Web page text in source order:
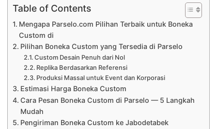
Table of Contents
Mengapa Parselo.com Pilihan Terbaik untuk Boneka
Custom di
Pilihan Boneka Custom yang Tersedia di Parselo
Custom Desain Penuh dari Nol
Replika Berdasarkan Referensi
Produksi Massal untuk Event dan Korporasi
Estimasi Harga Boneka Custom
Cara Pesan Boneka Custom di Parselo — 5 Langkah
Mudah
Pengiriman Boneka Custom ke Jabodetabek